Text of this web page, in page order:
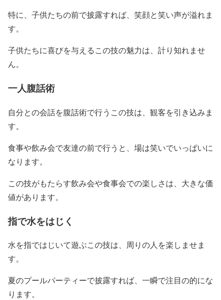
特に、子供たちの前で披露すれば、笑顔と笑い声が溢れま
す。
子供たちに喜びを与えるこの技の魅力は、計り知れませ
ん。
一人腹話術
自分との会話を腹話術で行うこの技は、観客を引き込みま
す。
食事や飲み会で友達の前で行うと、場は笑いでいっぱいに
なります。
この技がもたらす飲み会や食事会での楽しさは、大きな価
値があります。
指で水をはじく
水を指ではじいて遊ぶこの技は、周りの人を楽しませま
す。
夏のプールパーティーで披露すれば、一瞬で注目の的にな
ります。